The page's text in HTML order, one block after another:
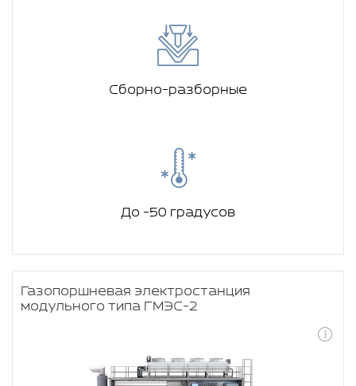
Сборно-разборные
До -50 градусов
Газопоршневая электростанция
модульного типа ГМЭС-2